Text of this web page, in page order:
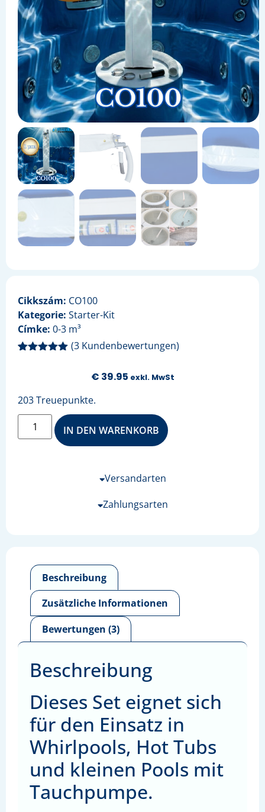
Cikkszám: CO100
Kategorie: Starter-Kit
Címke: 0-3 m³
Kundenbewertungen
(3 Kundenbewertungen)
€ 39.95 exkl. MwSt
203 Treuepunkte.
IN DEN WARENKORB
Versandarten
Zahlungsarten
Beschreibung
Zusätzliche Informationen
Bewertungen (3)
Beschreibung
Dieses Set eignet sich
für den Einsatz in
Whirlpools, Hot Tubs
und kleinen Pools mit
Tauchpumpe.